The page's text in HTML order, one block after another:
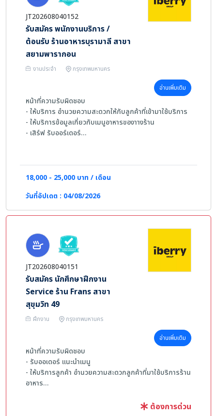
JT202608040152
รับสมัคร พนักงานบริการ /
ต้อนรับ ร้านอาหารบุรามาลี สาขา
สยามพารากอน
งานประจำ กรุงเทพมหานคร
อ่านเพิ่มเติม
หน้าที่ความรับผิดชอบ
- ให้บริการ อำนวยความสะดวกให้กับลูกค้าที่เข้ามาใช้บริการ
- ให้บริการข้อมูลเกี่ยวกับเมนูอาหารของาางร้าน
- เสิร์ฟ รับออร์เดอร์
ข้อมูล นำลูกค้าเข้าร้าน
- มีประสบการณ์ด้านงานบริการในธุรกิจร้านอาหาร โรงแรม
การบริการ หรือ อื่นๆที่เกี่ยวข้อง
- บุคลิกภาพดี มีใจรักบริการ
18,000 - 25,000 บาท / เดือน
วันที่อัปเดต : 04/08/2026
JT202608040151
รับสมัคร นักศึกษาฝึกงาน
Service ร้าน Frans สาขา
สุขุมวิท 49
ฝึกงาน กรุงเทพมหานคร
อ่านเพิ่มเติม
หน้าที่ความรับผิดชอบ
- รับออเดอร์ แนะนำเมนู
- ให้บริการลูกค้า อำนวยความสะดวกลูกค้าที่มาใช้บริการร้าน
อาหาร
ต้องการด่วน